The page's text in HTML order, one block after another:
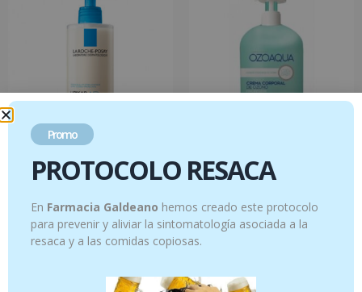
Lipikar Syndet AP+ Crema Limpiadora
€
Añadir al carrito
CREMA CORPORAL DE ACEITE
25.95 €
Añadir al carrito
Promo
PROTOCOLO RESACA
En Farmacia Galdeano hemos creado este protocolo
para prevenir y aliviar la sintomatología asociada a la
resaca y a las comidas copiosas.